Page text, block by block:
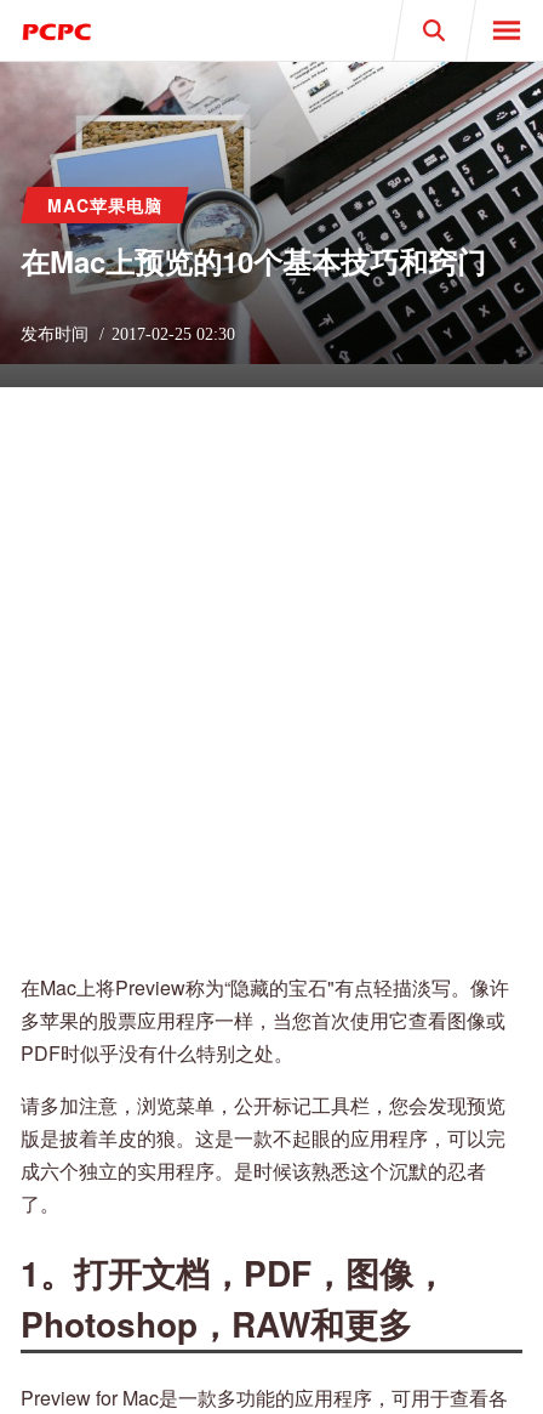
Search
MAC苹果电脑
在Mac上预览的10个基本技巧和窍门
发布时间 2017-02-25 02:30
在Mac上将Preview称为“隐藏的宝石"有点轻描淡写。像许
多苹果的股票应用程序一样，当您首次使用它查看图像或
PDF时似乎没有什么特别之处。
请多加注意，浏览菜单，公开标记工具栏，您会发现预览
版是披着羊皮的狼。这是一款不起眼的应用程序，可以完
成六个独立的实用程序。是时候该熟悉这个沉默的忍者
了。
1。打开文档，PDF，图像，
Photoshop，RAW和更多
Preview for Mac是一款多功能的应用程序，可用于查看各